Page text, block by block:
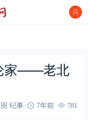
家——老北
纪事 7年前 781